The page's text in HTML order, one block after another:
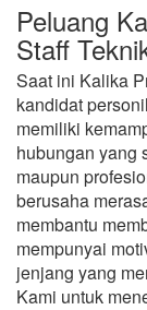
Peluang
Staff
Saat ini Kalika
kandidat
memiliki
hubungan yang
maupun
berusaha
membantu
mempunyai
jenjang yang
Kami untuk